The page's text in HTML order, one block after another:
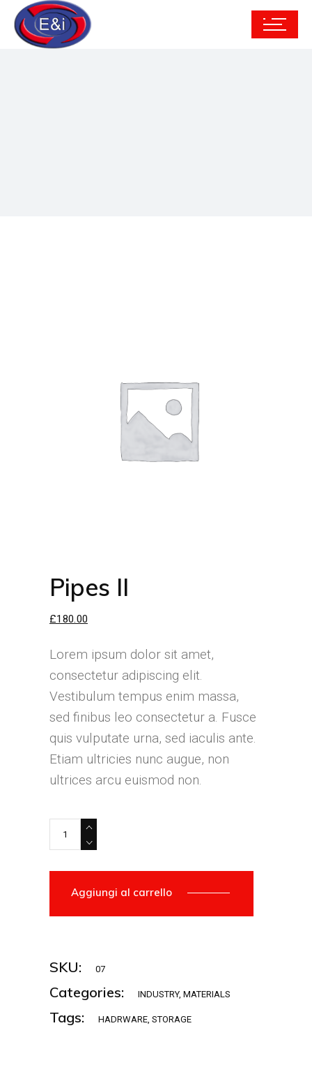
Pipes II
£180.00
Lorem ipsum dolor sit amet,
consectetur adipiscing elit.
Vestibulum tempus enim massa,
sed finibus leo consectetur a. Fusce
quis vulputate urna, sed iaculis ante.
Etiam ultricies nunc augue, non
ultrices arcu euismod non.
Aggiungi al carrello
SKU: 07
Categories: INDUSTRY, MATERIALS
Tags: HADRWARE, STORAGE